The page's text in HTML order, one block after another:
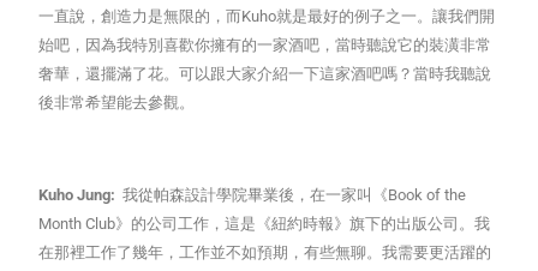
一直說，創造力是無限的，而Kuho就是最好的例子之一。讓我們開
始吧，因為我特別喜歡你擁有的一家酒吧，當時聽說它的裝潢非常
奢華，還擺滿了花。可以跟大家介紹一下這家酒吧嗎？當時我聽說
後非常希望能去參觀。
Kuho Jung: 我從帕森設計學院畢業後，在一家叫《Book of the
Month Club》的公司工作，這是《紐約時報》旗下的出版公司。我
在那裡工作了幾年，工作並不如預期，有些無聊。我需要更活躍的